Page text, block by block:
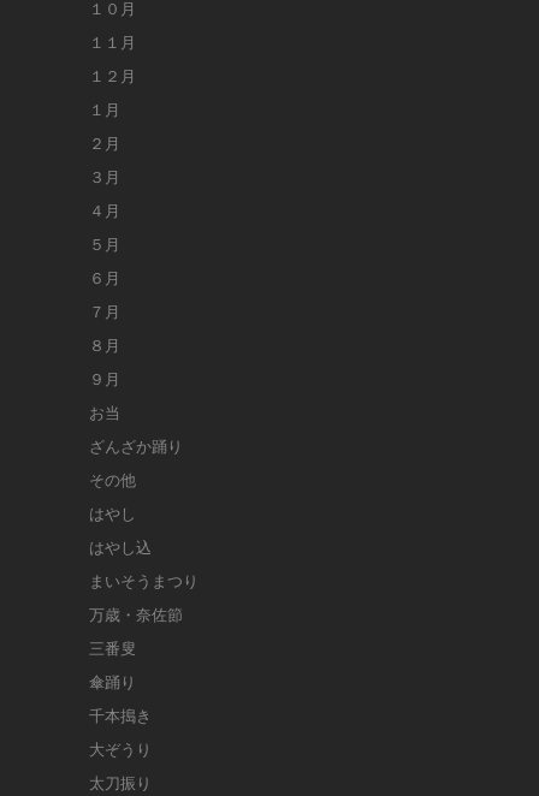
１０月
１１月
１２月
１月
２月
３月
４月
５月
６月
７月
８月
９月
お当
ざんざか踊り
その他
はやし
はやし込
まいそうまつり
万歳・奈佐節
三番叟
傘踊り
千本搗き
大ぞうり
太刀振り